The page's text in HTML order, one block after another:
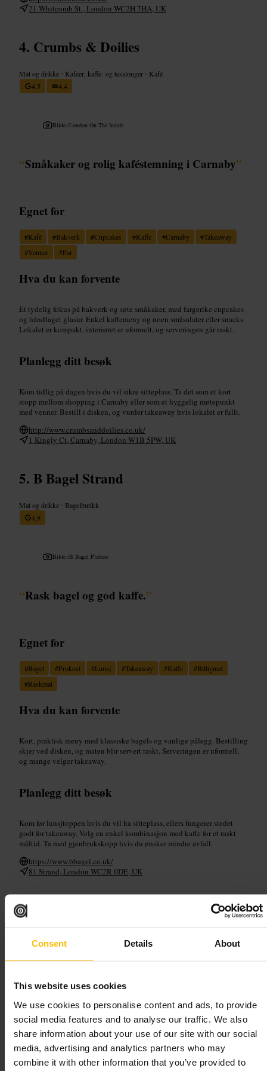
Consent Details About
This website uses cookies
We use cookies to personalise content and ads, to provide
social media features and to analyse our traffic. We also
share information about your use of our site with our social
media, advertising and analytics partners who may
combine it with other information that you’ve provided to
21 Whitcomb St., London WC2H 7HA, UK
Crumbs & Doilies
Mat og drikke • Kafeer, kaffe- og tesalonger • Kafé
4,5
4,4
Bilde /London On The Inside
“Småkaker og rolig kaféstemning i Carnaby”
Egnet for
#Kafé #Bakverk #Cupcakes #Kaffe #Carnaby #Takeaway
#Venner #Par
Hva du kan forvente
Et tydelig fokus på bakverk og søte småkaker, med fargerike cupcakes
og håndlaget glasur. Enkel kaffemeny og noen småsalater eller snacks.
Lokalet er kompakt, interiøret er uformelt, og serveringen går raskt.
Planlegg ditt besøk
Kom tidlig på dagen hvis du vil sikre sitteplass. Ta det som et kort
stopp mellom shopping i Carnaby eller som et hyggelig møtepunkt
med venner. Bestill i disken, og vurder takeaway hvis lokalet er fullt.
http://www.crumbsanddoilies.co.uk/
1 Kingly Ct, Carnaby, London W1B 5PW, UK
B Bagel Strand
Mat og drikke • Bagelbutikk
4,9
Bilde /B Bagel Platters
“Rask bagel og god kaffe.”
Egnet for
#Bagel #Frokost #Lunsj #Takeaway #Kaffe #Billigmat
#Raskmat
Hva du kan forvente
Kort, praktisk meny med klassiske bagels og vanlige pålegg. Bestilling
skjer ved disken, og maten blir servert raskt. Serveringen er uformell,
og mange velger takeaway.
Planlegg ditt besøk
Kom før lunsjtoppen hvis du vil ha sitteplass, ellers fungerer stedet
godt for takeaway. Velg en enkel kombinasjon med kaffe for et raskt
måltid. Ta med gjenbrukskopp hvis du ønsker mindre avfall.
https://www.bbagel.co.uk/
81 Strand, London WC2R 0DE, UK
4,8
4,7
Bilde / B Bagel
“Friske bagels, god kaffe og rask service.”